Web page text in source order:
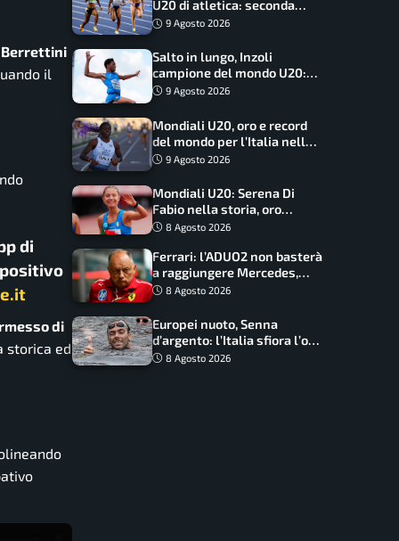
il
di
di
storica ed
U20 di atletica: seconda
dietro solo agli USA nel
9 Agosto 2026
Salto in lungo, Inzoli
campione del mondo U20:
basta un centimetro
9 Agosto 2026
Mondiali U20, oro e record
del mondo per l’Italia nella
4×100 mista: Doualla
9 Agosto 2026
Mondiali U20: Serena Di
Fabio nella storia, oro
dominio totale nei 5000 di
8 Agosto 2026
Ferrari: l’ADUO2 non basterà
a raggiungere Mercedes,
novità per la Macarena
8 Agosto 2026
Europei nuoto, Senna
d’argento: l’Italia sfiora l’oro
nella staffetta, Paltrinieri
8 Agosto 2026